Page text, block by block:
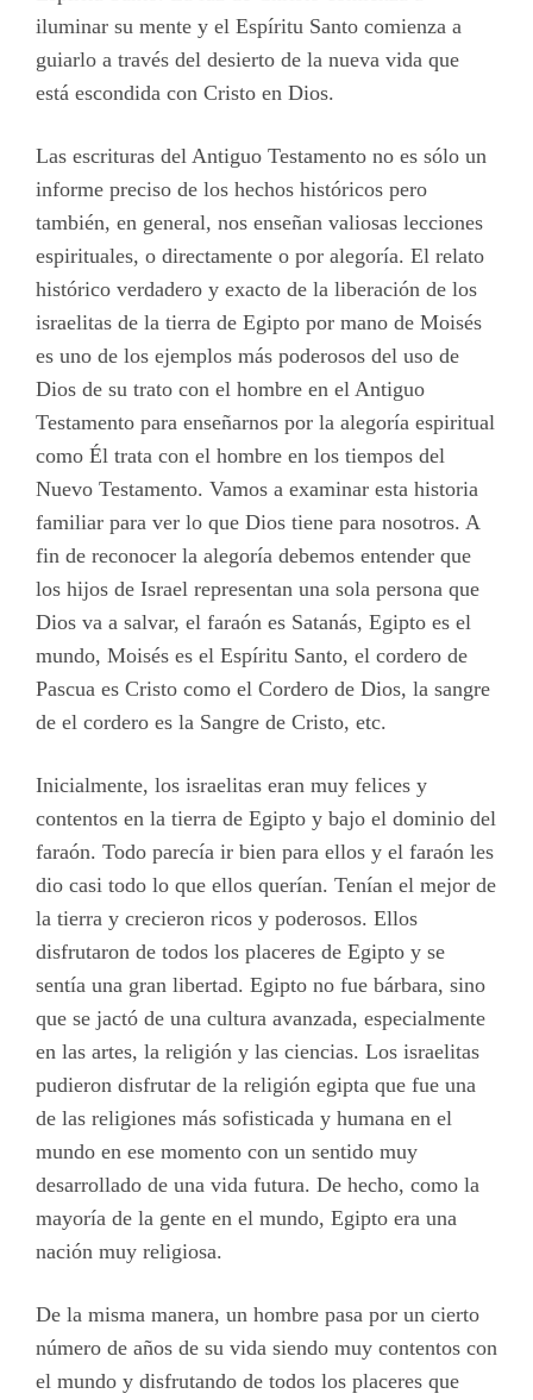
iluminar su mente y el Espíritu Santo comienza a
guiarlo a través del desierto de la nueva vida que
está escondida con Cristo en Dios.
Las escrituras del Antiguo Testamento no es sólo un
informe preciso de los hechos históricos pero
también, en general, nos enseñan valiosas lecciones
espirituales, o directamente o por alegoría. El relato
histórico verdadero y exacto de la liberación de los
israelitas de la tierra de Egipto por mano de Moisés
es uno de los ejemplos más poderosos del uso de
Dios de su trato con el hombre en el Antiguo
Testamento para enseñarnos por la alegoría espiritual
como Él trata con el hombre en los tiempos del
Nuevo Testamento. Vamos a examinar esta historia
familiar para ver lo que Dios tiene para nosotros. A
fin de reconocer la alegoría debemos entender que
los hijos de Israel representan una sola persona que
Dios va a salvar, el faraón es Satanás, Egipto es el
mundo, Moisés es el Espíritu Santo, el cordero de
Pascua es Cristo como el Cordero de Dios, la sangre
de el cordero es la Sangre de Cristo, etc.
Inicialmente, los israelitas eran muy felices y
contentos en la tierra de Egipto y bajo el dominio del
faraón. Todo parecía ir bien para ellos y el faraón les
dio casi todo lo que ellos querían. Tenían el mejor de
la tierra y crecieron ricos y poderosos. Ellos
disfrutaron de todos los placeres de Egipto y se
sentía una gran libertad. Egipto no fue bárbara, sino
que se jactó de una cultura avanzada, especialmente
en las artes, la religión y las ciencias. Los israelitas
pudieron disfrutar de la religión egipta que fue una
de las religiones más sofisticada y humana en el
mundo en ese momento con un sentido muy
desarrollado de una vida futura. De hecho, como la
mayoría de la gente en el mundo, Egipto era una
nación muy religiosa.
De la misma manera, un hombre pasa por un cierto
número de años de su vida siendo muy contentos con
el mundo y disfrutando de todos los placeres que